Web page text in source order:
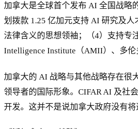
加拿大是全球首个发布 AI 全国战略
划拨款 1.25 亿加元支持 AI 研究及
法律含义的思想领袖；（4）支持
Intelligence Institute（AMII）、多
加拿大的 AI 战略与其他战略存在很
领导者的国际形象。CIFAR AI 及社
开发。这并不是说加拿大政府没有